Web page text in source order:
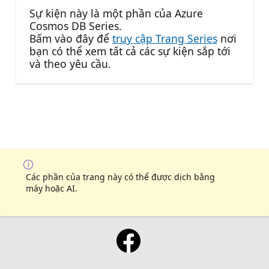
Sự kiện này là một phần của Azure
Cosmos DB Series.
Bấm vào đây để truy cập Trang Seriesnơi
bạn có thể xem tất cả các sự kiện sắp tới
và theo yêu cầu.
Các phần của trang này có thể được dịch bằng
máy hoặc AI.